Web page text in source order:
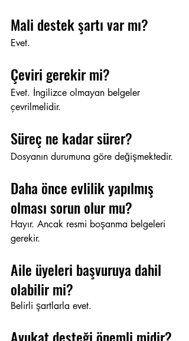
Mali destek şartı var mı?
Evet.
Çeviri gerekir mi?
Evet. İngilizce olmayan belgeler
çevrilmelidir.
Süreç ne kadar sürer?
Dosyanın durumuna göre değişmektedir.
Daha önce evlilik yapılmış
olması sorun olur mu?
Hayır. Ancak resmi boşanma belgeleri
gerekir.
Aile üyeleri başvuruya dahil
olabilir mi?
Belirli şartlarla evet.